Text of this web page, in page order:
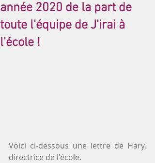
année 2020 de la part de
toute l'équipe de J'irai à
l'école !
Voici ci-dessous une lettre de Hary,
directrice de l'école.